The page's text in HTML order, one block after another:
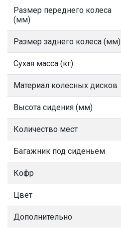
Размер переднего колеса
(мм)
Размер заднего колеса (мм)
Сухая масса (кг)
Материал колесных дисков
Высота сидения (мм)
Количество мест
Багажник под сиденьем
Кофр
Цвет
Дополнительно